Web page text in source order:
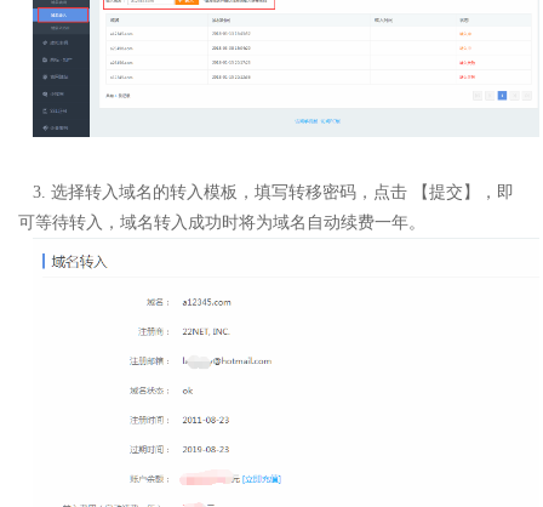
3. 选择转入域名的转入模板，填写转移密码，点击 【提交】，即
可等待转入， 域名转入成功时将为域名自动续费一年。